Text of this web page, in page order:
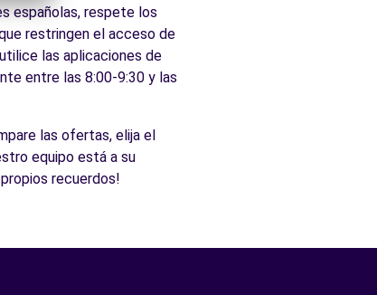
españolas, respete los
restringen el acceso de
las aplicaciones de
entre las 8:00-9:30 y las
las ofertas, elija el
equipo está a su
recuerdos!